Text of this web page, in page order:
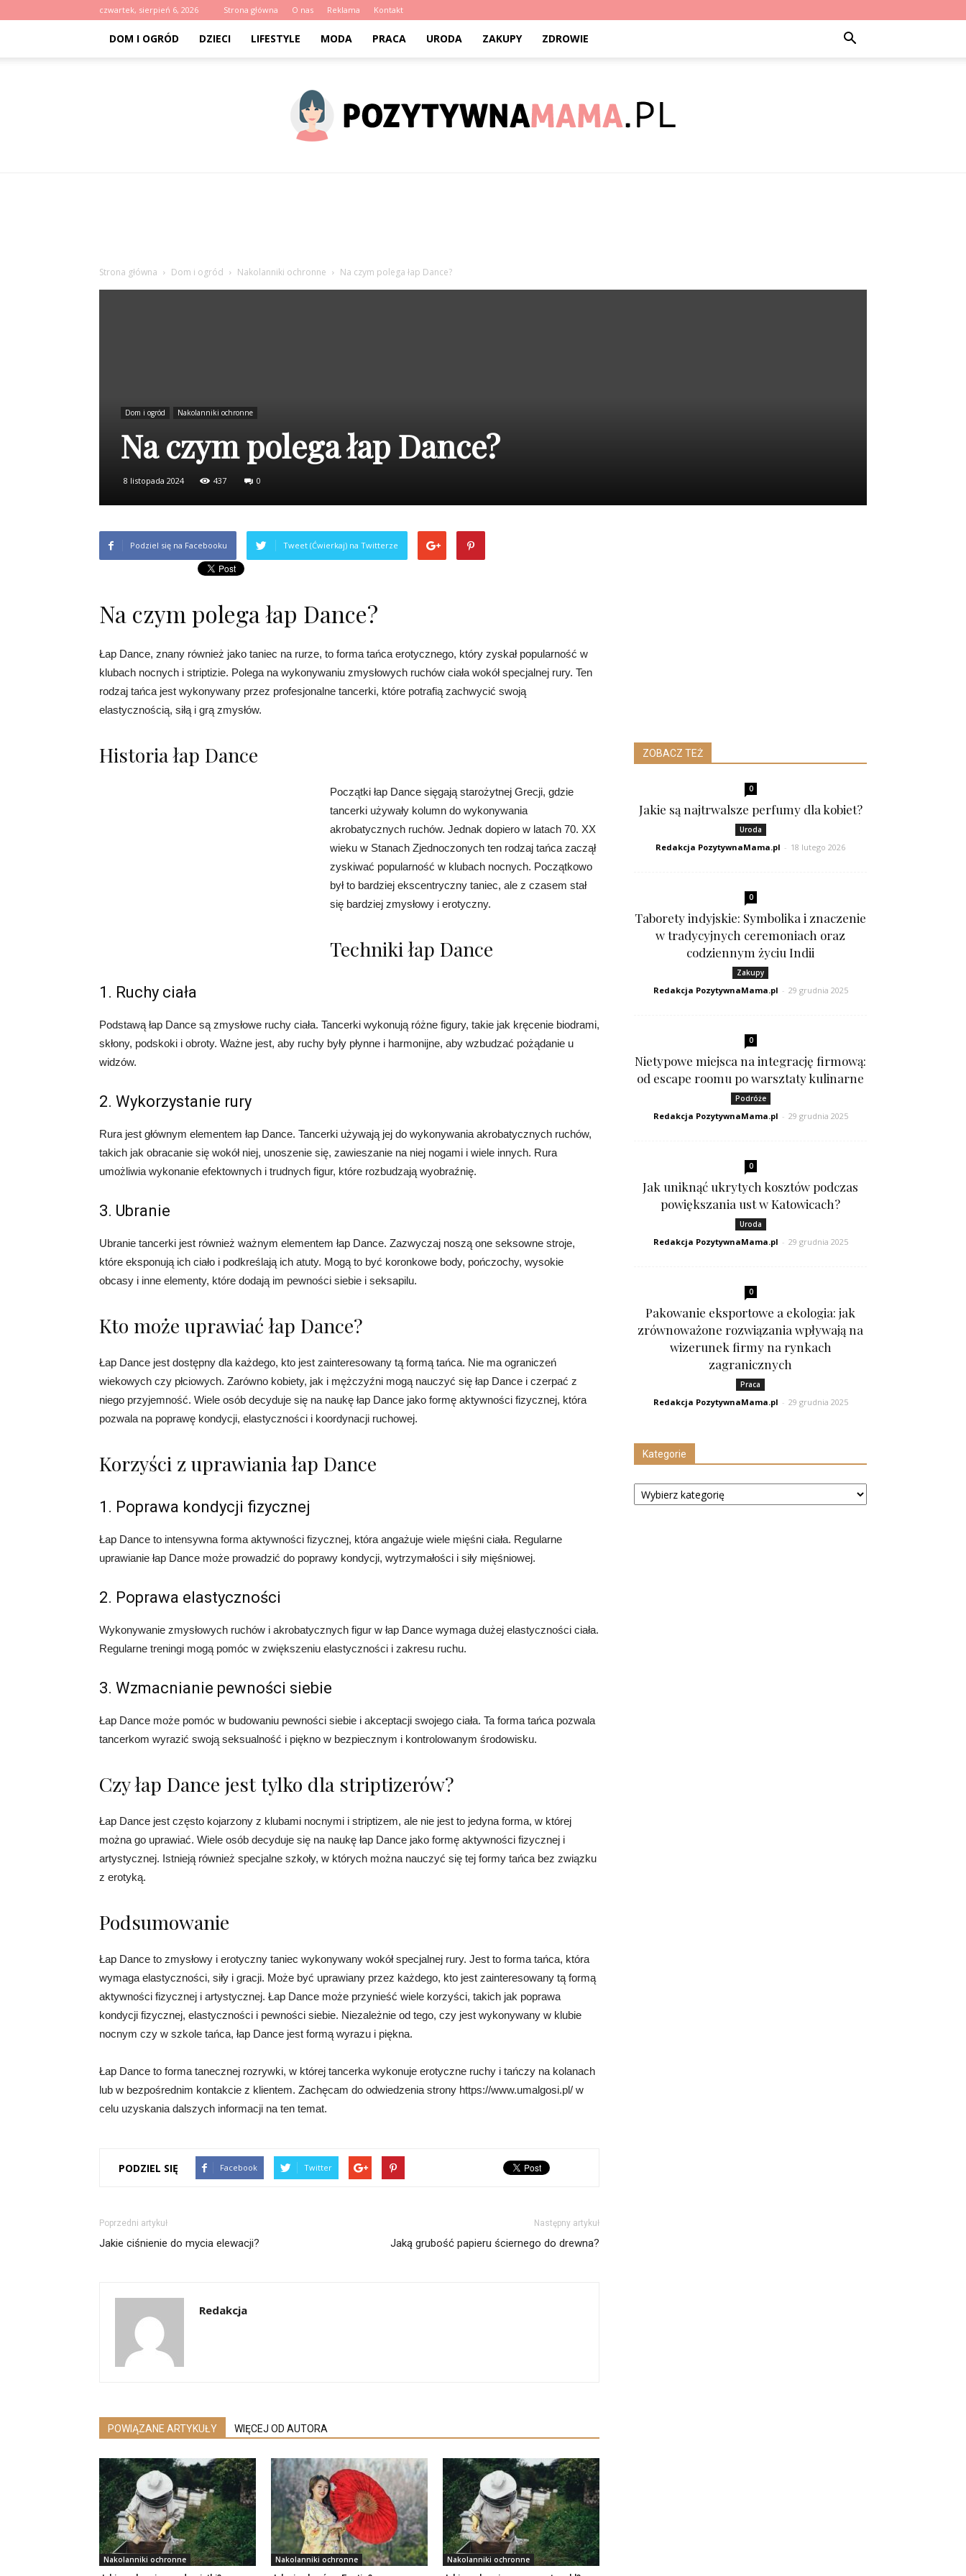
czwartek, sierpień 6, 2026 Strona główna O nas Reklama Kontakt
DOM I OGRÓD DZIECI LIFESTYLE MODA PRACA URODA ZAKUPY ZDROWIE
Strona główna Dom i ogród Nakolanniki ochronne Na czym polega łap Dance?
Dom i ogród Nakolanniki ochronne
Na czym polega łap Dance?
8 listopada 2024 437 0
Podziel się na Facebooku Tweet (Ćwierkaj) na Twitterze
Na czym polega łap Dance?
Łap Dance, znany również jako taniec na rurze, to forma tańca erotycznego, który zyskał popularność w
klubach nocnych i striptizie. Polega na wykonywaniu zmysłowych ruchów ciała wokół specjalnej rury. Ten
rodzaj tańca jest wykonywany przez profesjonalne tancerki, które potrafią zachwycić swoją
elastycznością, siłą i grą zmysłów.
Historia łap Dance
Początki łap Dance sięgają starożytnej Grecji, gdzie
tancerki używały kolumn do wykonywania
akrobatycznych ruchów. Jednak dopiero w latach 70. XX
wieku w Stanach Zjednoczonych ten rodzaj tańca zaczął
zyskiwać popularność w klubach nocnych. Początkowo
był to bardziej ekscentryczny taniec, ale z czasem stał
się bardziej zmysłowy i erotyczny.
Techniki łap Dance
1. Ruchy ciała
Podstawą łap Dance są zmysłowe ruchy ciała. Tancerki wykonują różne figury, takie jak kręcenie biodrami,
skłony, podskoki i obroty. Ważne jest, aby ruchy były płynne i harmonijne, aby wzbudzać pożądanie u
widzów.
2. Wykorzystanie rury
Rura jest głównym elementem łap Dance. Tancerki używają jej do wykonywania akrobatycznych ruchów,
takich jak obracanie się wokół niej, unoszenie się, zawieszanie na niej nogami i wiele innych. Rura
umożliwia wykonanie efektownych i trudnych figur, które rozbudzają wyobraźnię.
3. Ubranie
Ubranie tancerki jest również ważnym elementem łap Dance. Zazwyczaj noszą one seksowne stroje,
które eksponują ich ciało i podkreślają ich atuty. Mogą to być koronkowe body, pończochy, wysokie
obcasy i inne elementy, które dodają im pewności siebie i seksapilu.
Kto może uprawiać łap Dance?
Łap Dance jest dostępny dla każdego, kto jest zainteresowany tą formą tańca. Nie ma ograniczeń
wiekowych czy płciowych. Zarówno kobiety, jak i mężczyźni mogą nauczyć się łap Dance i czerpać z
niego przyjemność. Wiele osób decyduje się na naukę łap Dance jako formę aktywności fizycznej, która
pozwala na poprawę kondycji, elastyczności i koordynacji ruchowej.
Korzyści z uprawiania łap Dance
1. Poprawa kondycji fizycznej
Łap Dance to intensywna forma aktywności fizycznej, która angażuje wiele mięśni ciała. Regularne
uprawianie łap Dance może prowadzić do poprawy kondycji, wytrzymałości i siły mięśniowej.
2. Poprawa elastyczności
Wykonywanie zmysłowych ruchów i akrobatycznych figur w łap Dance wymaga dużej elastyczności ciała.
Regularne treningi mogą pomóc w zwiększeniu elastyczności i zakresu ruchu.
3. Wzmacnianie pewności siebie
Łap Dance może pomóc w budowaniu pewności siebie i akceptacji swojego ciała. Ta forma tańca pozwala
tancerkom wyrazić swoją seksualność i piękno w bezpiecznym i kontrolowanym środowisku.
Czy łap Dance jest tylko dla striptizerów?
Łap Dance jest często kojarzony z klubami nocnymi i striptizem, ale nie jest to jedyna forma, w której
można go uprawiać. Wiele osób decyduje się na naukę łap Dance jako formę aktywności fizycznej i
artystycznej. Istnieją również specjalne szkoły, w których można nauczyć się tej formy tańca bez związku
z erotyką.
Podsumowanie
Łap Dance to zmysłowy i erotyczny taniec wykonywany wokół specjalnej rury. Jest to forma tańca, która
wymaga elastyczności, siły i gracji. Może być uprawiany przez każdego, kto jest zainteresowany tą formą
aktywności fizycznej i artystycznej. Łap Dance może przynieść wiele korzyści, takich jak poprawa
kondycji fizycznej, elastyczności i pewności siebie. Niezależnie od tego, czy jest wykonywany w klubie
nocnym czy w szkole tańca, łap Dance jest formą wyrazu i piękna.
Łap Dance to forma tanecznej rozrywki, w której tancerka wykonuje erotyczne ruchy i tańczy na kolanach
lub w bezpośrednim kontakcie z klientem. Zachęcam do odwiedzenia strony https://www.umalgosi.pl/ w
celu uzyskania dalszych informacji na ten temat.
PODZIEL SIĘ Facebook Twitter
Poprzedni artykuł
Jakie ciśnienie do mycia elewacji?
Następny artykuł
Jaką grubość papieru ściernego do drewna?
Redakcja
POWIĄZANE ARTYKUŁY WIĘCEJ OD AUTORA
Nakolanniki ochronne Nakolanniki ochronne Nakolanniki ochronne
ZOBACZ TEŻ
0
Jakie są najtrwalsze perfumy dla kobiet?
Uroda
Redakcja PozytywnaMama.pl - 18 lutego 2026
0
Taborety indyjskie: Symbolika i znaczenie
w tradycyjnych ceremoniach oraz
codziennym życiu Indii
Zakupy
Redakcja PozytywnaMama.pl - 29 grudnia 2025
0
Nietypowe miejsca na integrację firmową:
od escape roomu po warsztaty kulinarne
Podróże
Redakcja PozytywnaMama.pl - 29 grudnia 2025
0
Jak uniknąć ukrytych kosztów podczas
powiększania ust w Katowicach?
Uroda
Redakcja PozytywnaMama.pl - 29 grudnia 2025
0
Pakowanie eksportowe a ekologia: jak
zrównoważone rozwiązania wpływają na
wizerunek firmy na rynkach
zagranicznych
Praca
Redakcja PozytywnaMama.pl - 29 grudnia 2025
Kategorie
Kategorie